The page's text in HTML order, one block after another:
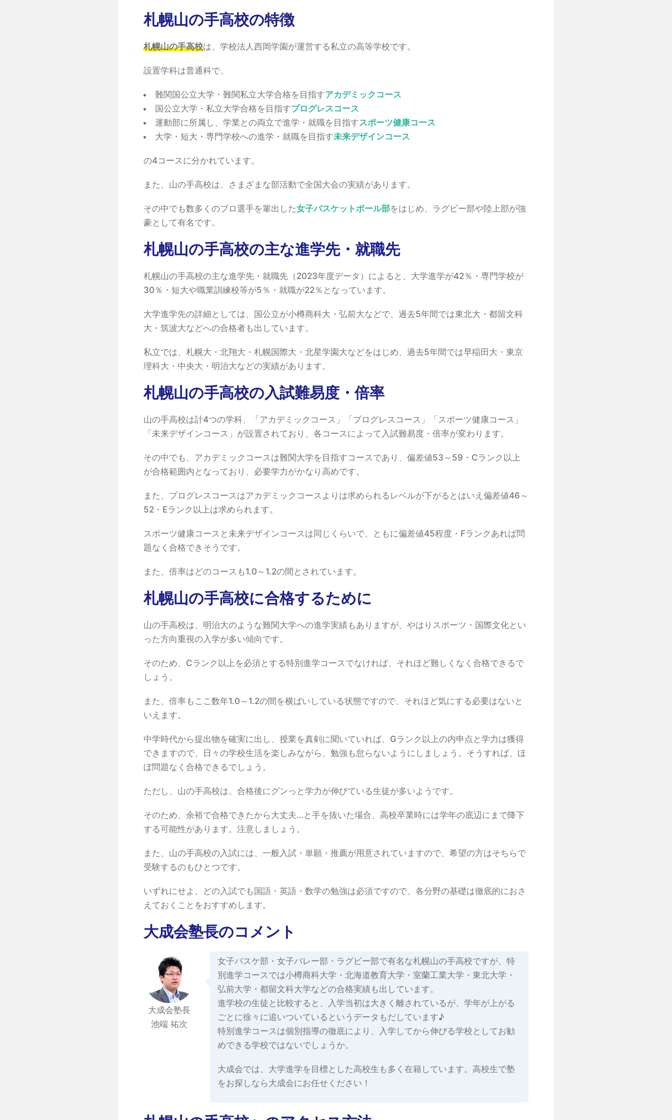
札幌山の手高校の特徴
札幌山の手高校は、学校法人西岡学園が運営する私立の高等学校です。
設置学科は普通科で、
難関国公立大学・難関私立大学合格を目指すアカデミックコース
国公立大学・私立大学合格を目指すプログレスコース
運動部に所属し、学業との両立で進学・就職を目指すスポーツ健康コース
大学・短大・専門学校への進学・就職を目指す未来デザインコース
の4コースに分かれています。
また、山の手高校は、さまざまな部活動で全国大会の実績があります。
その中でも数多くのプロ選手を輩出した女子バスケットボール部をはじめ、ラグビー部や陸上部が強
豪として有名です。
札幌山の手高校の主な進学先・就職先
札幌山の手高校の主な進学先・就職先（2023年度データ）によると、大学進学が42％・専門学校が
30％・短大や職業訓練校等が5％・就職が22％となっています。
大学進学先の詳細としては、国公立が小樽商科大・弘前大などで、過去5年間では東北大・都留文科
大・筑波大などへの合格者も出しています。
私立では、札幌大・北翔大・札幌国際大・北星学園大などをはじめ、過去5年間では早稲田大・東京
理科大・中央大・明治大などの実績があります。
札幌山の手高校の入試難易度・倍率
山の手高校は計4つの学科、「アカデミックコース」「プログレスコース」「スポーツ健康コース」
「未来デザインコース」が設置されており、各コースによって入試難易度・倍率が変わります。
その中でも、アカデミックコースは難関大学を目指すコースであり、偏差値53～59・Cランク以上
が合格範囲内となっており、必要学力がかなり高めです。
また、プログレスコースはアカデミックコースよりは求められるレベルが下がるとはいえ偏差値46～
52・Eランク以上は求められます。
スポーツ健康コースと未来デザインコースは同じくらいで、ともに偏差値45程度・Fランクあれば問
題なく合格できそうです。
また、倍率はどのコースも1.0～1.2の間とされています。
札幌山の手高校に合格するために
山の手高校は、明治大のような難関大学への進学実績もありますが、やはりスポーツ・国際文化とい
った方向重視の入学が多い傾向です。
そのため、Cランク以上を必須とする特別進学コースでなければ、それほど難しくなく合格できるで
しょう。
また、倍率もここ数年1.0～1.2の間を横ばいしている状態ですので、それほど気にする必要はないと
いえます。
中学時代から提出物を確実に出し、授業を真剣に聞いていれば、Gランク以上の内申点と学力は獲得
できますので、日々の学校生活を楽しみながら、勉強も怠らないようにしましょう。そうすれば、ほ
ぼ問題なく合格できるでしょう。
ただし、山の手高校は、合格後にグンっと学力が伸びている生徒が多いようです。
そのため、余裕で合格できたから大丈夫…と手を抜いた場合、高校卒業時には学年の底辺にまで降下
する可能性があります。注意しましょう。
また、山の手高校の入試には、一般入試・単願・推薦が用意されていますので、希望の方はそちらで
受験するのもひとつです。
いずれにせよ、どの入試でも国語・英語・数学の勉強は必須ですので、各分野の基礎は徹底的におさ
えておくことをおすすめします。
大成会塾長のコメント
大成会塾長
池端 祐次
女子バスケ部・女子バレー部・ラグビー部で有名な札幌山の手高校ですが、特
別進学コースでは小樽商科大学・北海道教育大学・室蘭工業大学・東北大学・
弘前大学・都留文科大学などの合格実績も出しています。
進学校の生徒と比較すると、入学当初は大きく離されているが、学年が上がる
ごとに徐々に追いついているというデータもだしています♪
特別進学コースは個別指導の徹底により、入学してから伸びる学校としてお勧
めできる学校ではないでしょうか。
大成会では、大学進学を目標とした高校生も多く在籍しています。高校生で塾
をお探しなら大成会にお任せください！